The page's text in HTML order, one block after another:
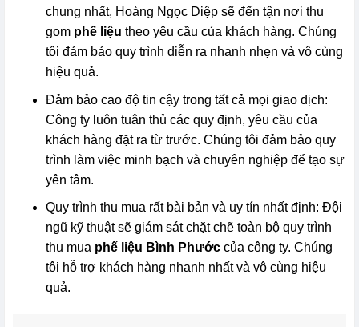
chung nhất, Hoàng Ngọc Diệp sẽ đến tận nơi thu
gom phế liệu theo yêu cầu của khách hàng. Chúng
tôi đảm bảo quy trình diễn ra nhanh nhẹn và vô cùng
hiệu quả.
Đảm bảo cao độ tin cậy trong tất cả mọi giao dịch:
Công ty luôn tuân thủ các quy định, yêu cầu của
khách hàng đặt ra từ trước. Chúng tôi đảm bảo quy
trình làm việc minh bạch và chuyên nghiệp để tạo sự
yên tâm.
Quy trình thu mua rất bài bản và uy tín nhất định: Đội
ngũ kỹ thuật sẽ giám sát chặt chẽ toàn bộ quy trình
thu mua phế liệu Bình Phướccủa công ty. Chúng
tôi hỗ trợ khách hàng nhanh nhất và vô cùng hiệu
quả.